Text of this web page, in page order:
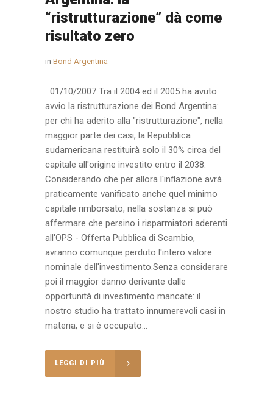
“ristrutturazione” dà come
risultato zero
in Bond Argentina
01/10/2007 Tra il 2004 ed il 2005 ha avuto
avvio la ristrutturazione dei Bond Argentina:
per chi ha aderito alla "ristrutturazione", nella
maggior parte dei casi, la Repubblica
sudamericana restituirà solo il 30% circa del
capitale all'origine investito entro il 2038.
Considerando che per allora l'inflazione avrà
praticamente vanificato anche quel minimo
capitale rimborsato, nella sostanza si può
affermare che persino i risparmiatori aderenti
all'OPS - Offerta Pubblica di Scambio,
avranno comunque perduto l'intero valore
nominale dell'investimento.Senza considerare
poi il maggior danno derivante dalle
opportunità di investimento mancate: il
nostro studio ha trattato innumerevoli casi in
materia, e si è occupato...
LEGGI DI PIÙ